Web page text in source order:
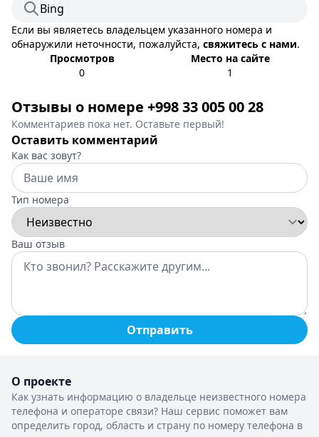
Bing
Если вы являетесь владельцем указанного номера и
обнаружили неточности, пожалуйста, свяжитесь с нами.
Просмотров
0
Место на сайте
1
Отзывы о номере +998 33 005 00 28
Комментариев пока нет. Оставьте первый!
Оставить комментарий
Как вас зовут?
Тип номера
Ваш отзыв
Отправить
О проекте
Как узнать информацию о владельце неизвестного номера
телефона и операторе связи? Наш сервис поможет вам
определить город, область и страну по номеру телефона в